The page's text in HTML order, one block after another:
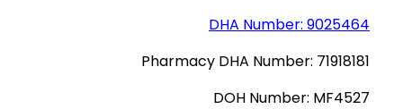
DHA Number: 9025464
Pharmacy DHA Number: 71918181
DOH Number: MF4527